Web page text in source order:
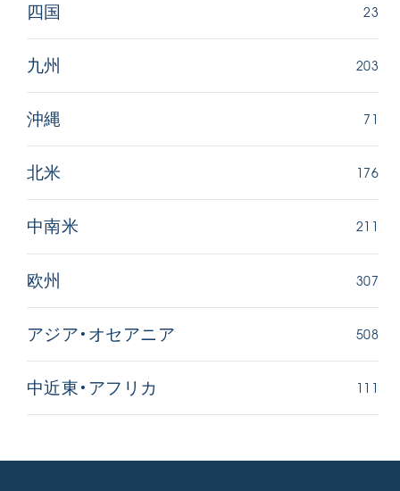
四国 23
九州 203
沖縄 71
北米 176
中南米 211
欧州 307
アジア・オセアニア 508
中近東・アフリカ 111